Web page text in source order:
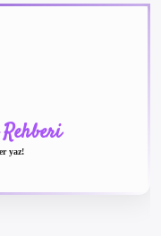
yaz!